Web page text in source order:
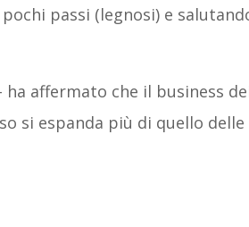
passi (legnosi) e
ha affermato che il business
si espanda più di quello delle